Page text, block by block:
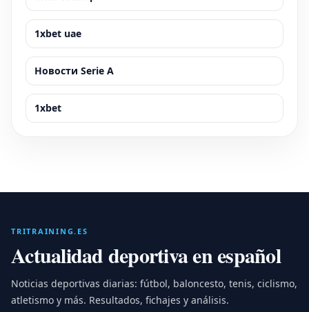
1xbet uae
Новости Serie A
1xbet
TRITRAINING.ES
Actualidad deportiva en español
Noticias deportivas diarias: fútbol, baloncesto, tenis, ciclismo,
atletismo y más. Resultados, fichajes y análisis.